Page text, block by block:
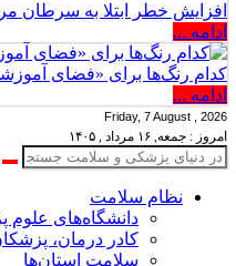
افزایش خطر ابتلا به سرطان
ادامه ...
کدام رنگ‌ها برای «فضای
ادامه ...
Friday, 7 August , 2026
امروز : جمعه, ۱۶ مرداد , ۱۴۰۵
نظام سلامت
دانشگاه‌های علوم
کادر درمان،
سلامت استان‌ها